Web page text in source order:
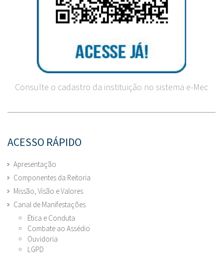
Consulte o cadastro da instituição no sistema e-Mec
ACESSO RÁPIDO
Apresentação
Componentes da Reitoria
Missão, Visão e Valores
Canal de Manifestações
Ética e Conduta
Combate ao Assédio
Ouvidoria
LGPD